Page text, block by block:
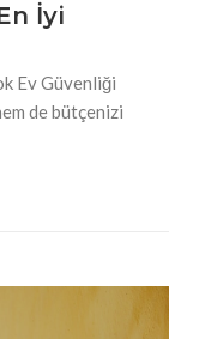
İyi
Ev Güvenliği
de bütçenizi